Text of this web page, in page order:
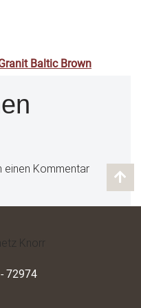
einen Kommentar
72974